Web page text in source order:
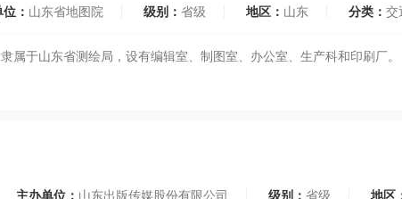
： 山东省地图院 级别： 省级 地区： 山东 分类： 交
属于山东省测绘局，设有编辑室、制图室、办公室、生产科和印刷厂
主办单位： 山东出版传媒股份有限公司 级别： 省级 地区